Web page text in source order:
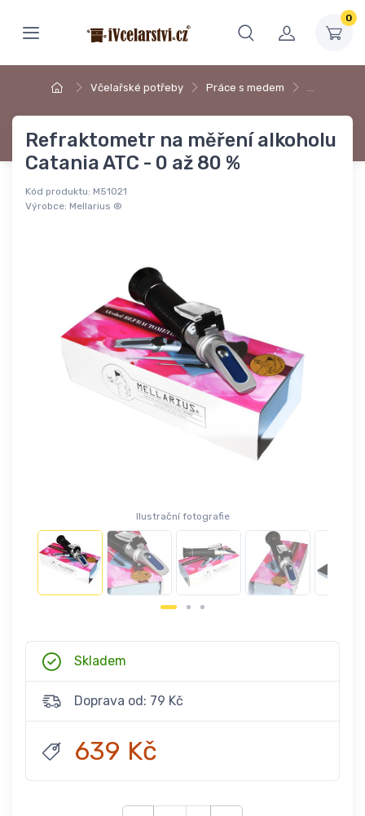
0
Včelařské potřeby Práce s medem …
Refraktometr na měření alkoholu
Catania ATC - 0 až 80 %
Kód produktu: M51021
Výrobce: Mellarius ®
Ilustrační fotografie
Skladem
Doprava od: 79 Kč
639 Kč